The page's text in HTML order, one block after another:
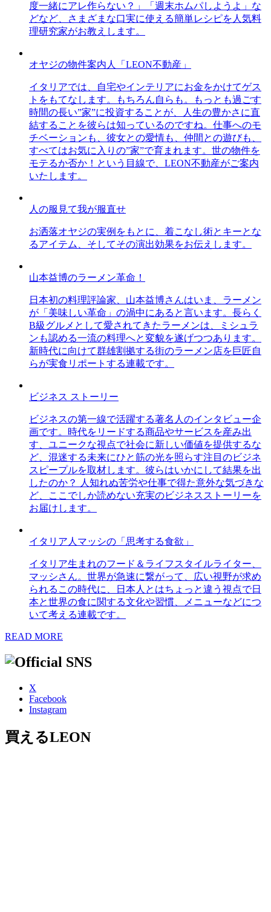
度一緒にアレ作らない？」「週末ホムパしようよ」な
どなど、さまざまな口実に使える簡単レシピを人気料
理研究家がお教えします。
オヤジの物件案内人「LEON不動産」
イタリアでは、自宅やインテリアにお金をかけてゲス
トをもてなします。もちろん自らも。もっとも過ごす
時間の長い”家”に投資することが、人生の豊かさに直
結することを彼らは知っているのですね。仕事へのモ
チベーションも、彼女との愛情も、仲間との遊びも、
すべてはお気に入りの”家”で育まれます。世の物件を
モテるか否か！という目線で、LEON不動産がご案内
いたします。
人の服見て我が服直せ
お洒落オヤジの実例をもとに、着こなし術とキーとな
るアイテム、そしてその演出効果をお伝えします。
山本益博のラーメン革命！
日本初の料理評論家、山本益博さんはいま、ラーメン
が「美味しい革命」の渦中にあると言います。長らく
B級グルメとして愛されてきたラーメンは、ミシュラ
ンも認める一流の料理へと変貌を遂げつつあります。
新時代に向けて群雄割拠する街のラーメン店を巨匠自
らが実食リポートする連載です。
ビジネス ストーリー
ビジネスの第一線で活躍する著名人のインタビュー企
画です。時代をリードする商品やサービスを産み出
す、ユニークな視点で社会に新しい価値を提供するな
ど、混迷する未来にひと筋の光を照らす注目のビジネ
スピープルを取材します。彼らはいかにして結果を出
したのか？ 人知れぬ苦労や仕事で得た意外な気づきな
ど、ここでしか読めない充実のビジネスストーリーを
お届けします。
イタリア人マッシの「思考する食欲」
イタリア生まれのフード＆ライフスタイルライター、
マッシさん。世界が急速に繋がって、広い視野が求め
られるこの時代に、日本人とはちょっと違う視点で日
本と世界の食に関する文化や習慣、メニューなどにつ
いて考える連載です。
READ MORE
X
Facebook
Instagram
買えるLEON